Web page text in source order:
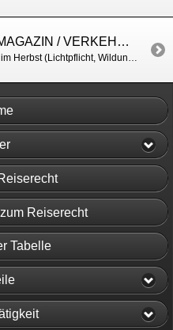
ARD – MORGENMAGAZIN / VERKEHRSREGELN FÜR DEN HERBST
Thema: Verkehrsregeln im Herbst (Lichtpflicht, Wildunfall u.a.) http://www.daserste.de/information/politik-weltgeschehen/morgenmagazin/videos/vorsicht-herbst-mit-kay-p-rodegra-rechtsanwalt-100.html
Reiserecht
Tabelle